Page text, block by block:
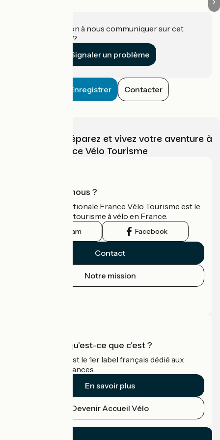
Une information à nous communiquer sur cet
établissement ?
Signaler un problème
Enregistrer Contacter
Choisissez, préparez et vivez votre aventure à
vélo avec France Vélo Tourisme
Qui sommes-nous ?
L'association nationale France Vélo Tourisme est le
guide officiel du tourisme à vélo en France.
Instagram Facebook
Contact
Notre mission
Accueil Vélo qu'est-ce que c'est ?
Accueil Vélo c'est le 1er label français dédié aux
cyclistes en vacances.
En savoir plus
Devenir Accueil Vélo